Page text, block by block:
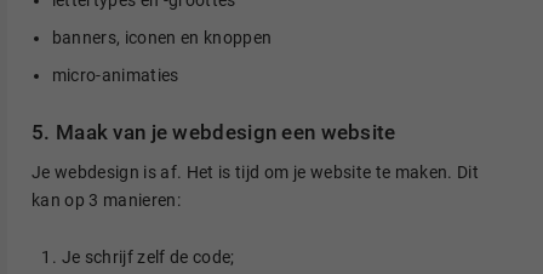
banners, iconen en knoppen
micro-animaties
5. Maak van je webdesign een website
Je webdesign is af. Het is tijd om je website te maken. Dit
kan op 3 manieren:
Je schrijf zelf de code;